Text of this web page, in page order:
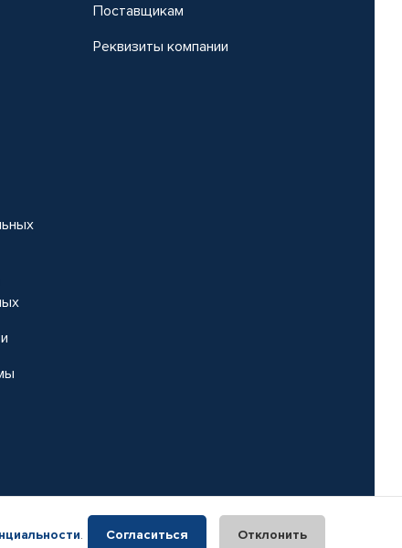
Поставщикам
Реквизиты компании
. Согласиться Отклонить